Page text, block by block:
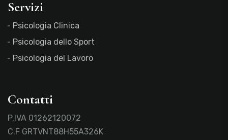
Servizi
Psicologia Clinica
Psicologia dello Sport
Psicologia del Lavoro
Contatti
P.IVA 01262120072
C.F GRTVNT88H55A326K